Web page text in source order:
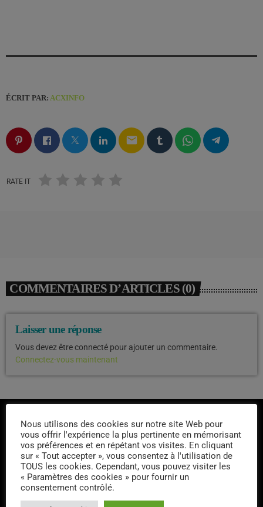
ÉCRIT PAR: ACXINFO
email
RATE IT
COMMENTAIRES D’ARTICLES (0)
Laisser une réponse
Vous devez être connecté pour ajouter un commentaire.
Connectez-vous maintenant
DERNIERS PODCASTS
Nous utilisons des cookies sur notre site Web pour
vous offrir l'expérience la plus pertinente en mémorisant
vos préférences et en répétant vos visites. En cliquant
sur « Tout accepter », vous consentez à l'utilisation de
TOUS les cookies. Cependant, vous pouvez visiter les
« Paramètres des cookies » pour fournir un
consentement contrôlé.